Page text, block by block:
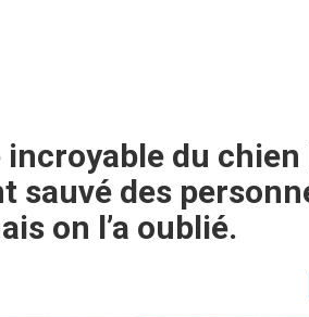
du chien
sauvé des
on l’a oublié.